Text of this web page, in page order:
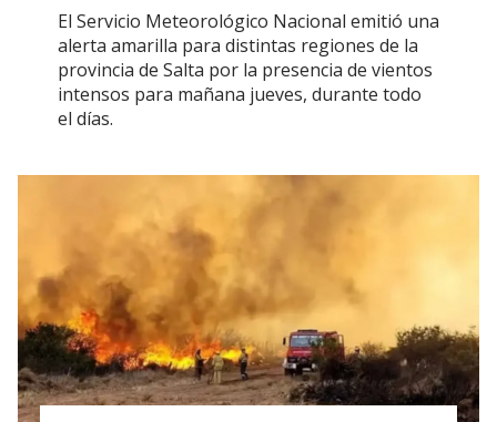
El Servicio Meteorológico Nacional emitió una
alerta amarilla para distintas regiones de la
provincia de Salta por la presencia de vientos
intensos para mañana jueves, durante todo
el días.